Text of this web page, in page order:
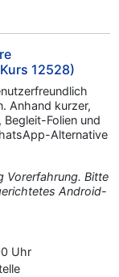
12528)
Anhand kurzer,
Folien und
Alternative
Vorerfahrung. Bitte
Android-
Uhr